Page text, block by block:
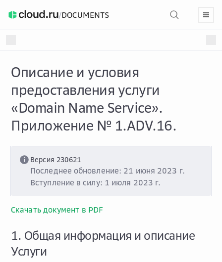
/DOCUMENTS
Описание и условия
предоставления услуги
«Domain Name Service».
Приложение № 1.ADV.16.
Версия 230621
Последнее обновление: 21 июня 2023 г.
Вступление в силу: 1 июля 2023 г.
Скачать документ в PDF
1. Общая информация и описание
Услуги